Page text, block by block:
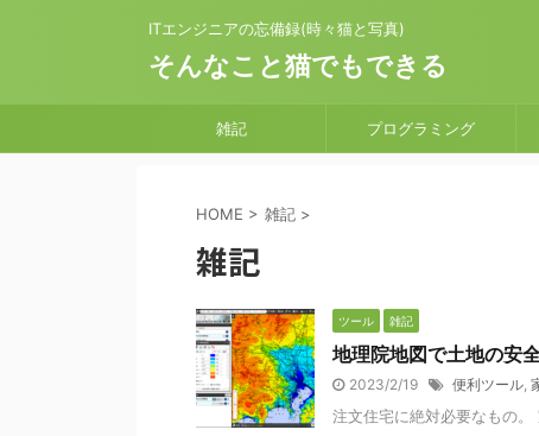
ITエンジニアの忘備録(時々猫と写真)
そんなこと猫でもできる
雑記 プログラミング
HOME > 雑記 >
雑記
ツール 雑記
地理院地図で土地の安
2023/2/19 便利ツール,
注文住宅に絶対必要なもの